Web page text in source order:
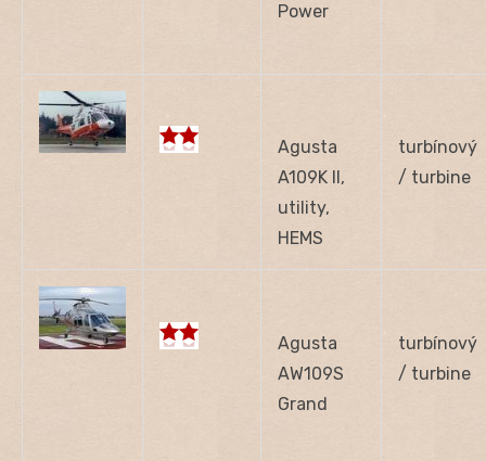
Power
Agusta
A109K II,
utility,
HEMS
turbínový
/ turbine
Agusta
AW109S
Grand
turbínový
/ turbine